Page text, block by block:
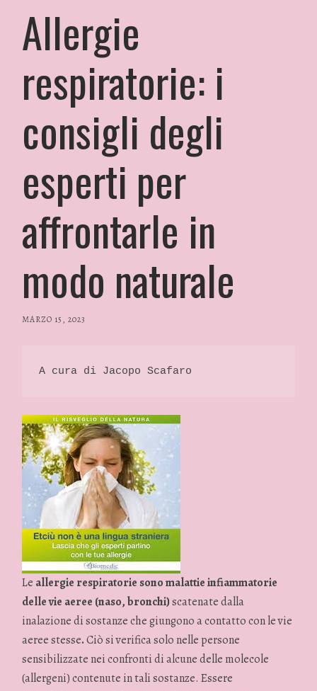
Allergie
respiratorie: i
consigli degli
esperti per
affrontarle in
modo naturale
MARZO 15, 2023
GLAMOUR
A cura di Jacopo Scafaro
Le allergie respiratorie sono malattie infiammatorie
delle vie aeree (naso, bronchi)scatenate dalla
inalazione di sostanze che giungono a contatto con le vie
aeree stesse.Ciò si verifica solo nelle persone
sensibilizzate nei confronti di alcune delle molecole
(allergeni) contenute in tali sostanze. Essere